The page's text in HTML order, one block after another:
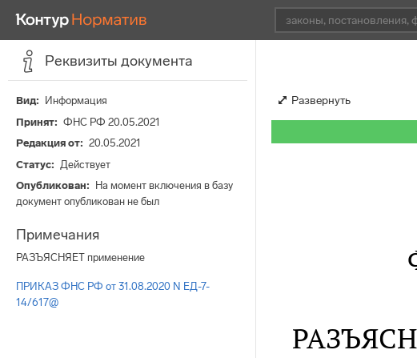
Реквизиты документа
Вид
Информация
Принят
ФНС РФ 20.05.2021
Редакция от
20.05.2021
Статус
Действует
Опубликован
На момент включения в базу
документ опубликован не был
Примечания
РАЗЪЯСНЯЕТ применение
ПРИКАЗ ФНС РФ от 31.08.2020 N ЕД-7-
14/617@
Развернуть